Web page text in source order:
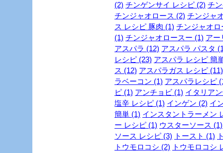
(2) チンゲンサイ レシピ (2) チ
チンジャオロース (2) チンジャ
ス レシピ 豚肉 (1) チンジャオ
(1) チンジャオロースー (1) アー
アスパラ (12) アスパラ パスタ
レシピ (23) アスパラ レシピ 簡
ス (12) アスパラガス レシピ (11)
ラベーコン (1) アスパラレシピ
ピ (1) アンチョビ (1) イタリア
塩辛 レシピ (1) インゲン (2) イ
簡単 (1) インスタントラーメン
ー レシピ (1) ウスターソース (1)
ソース レシピ (3) トースト (1)
トウモロコシ (2) トウモロコシ